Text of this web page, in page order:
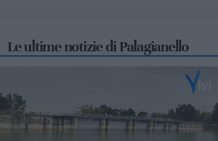
Le ultime notizie di Palagianello